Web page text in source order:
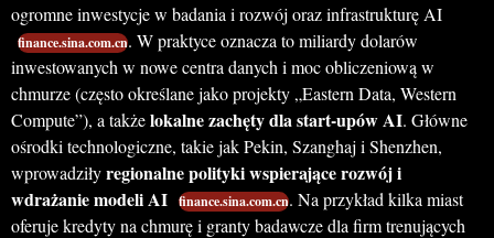
ogromne inwestycje w badania i rozwój oraz infrastrukturę AI
finance.sina.com.cn. W praktyce oznacza to miliardy dolarów
inwestowanych w nowe centra danych i moc obliczeniową w
chmurze (często określane jako projekty „Eastern Data, Western
Compute”), a takżelokalne zachęty dla start-upów AI. Główne
ośrodki technologiczne, takie jak Pekin, Szanghaj i Shenzhen,
wprowadziłyregionalne polityki wspierające rozwój i
wdrażanie modeli AI finance.sina.com.cn. Na przykład kilka miast
oferuje kredyty na chmurę i granty badawcze dla firm trenujących